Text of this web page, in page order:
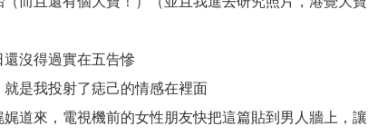
沒得過實在五告慘
是我投射了痣己的情感在裡面
道來，電視機前的女性朋友快把這篇貼到男人牆上，讓